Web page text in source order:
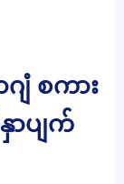
ျံ စကား
ာပျက်